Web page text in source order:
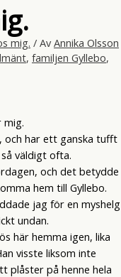
mig. / Av Annika Olsson
, familjen Gyllebo,
mig.
och har ett ganska tufft
väldigt ofta.
och det betydde
hem till Gyllebo.
jag för en myshelg
undan.
här hemma igen, lika
visste liksom inte
plåster på henne hela